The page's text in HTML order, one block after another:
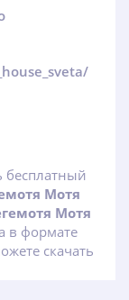
бесплатный
Мотя
Мотя
в формате
скачать